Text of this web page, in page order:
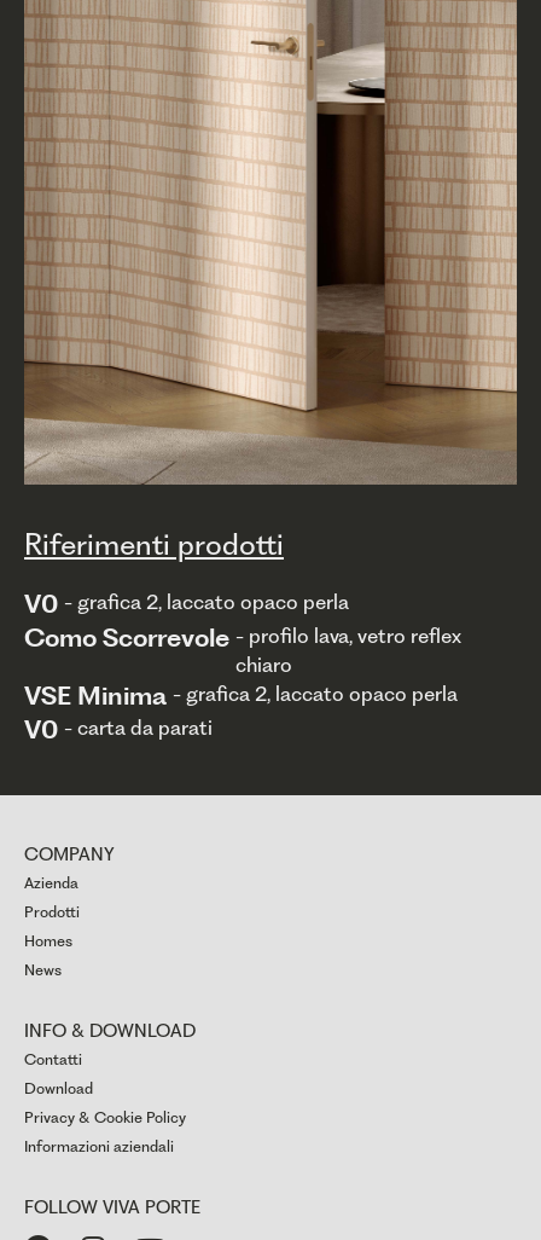
Riferimenti prodotti
V0 - grafica 2, laccato opaco perla
Como Scorrevole - profilo lava, vetro reflex
chiaro
VSE Minima - grafica 2, laccato opaco perla
V0 - carta da parati
COMPANY
Azienda
Prodotti
Homes
News
INFO & DOWNLOAD
Contatti
Download
Privacy & Cookie Policy
Informazioni aziendali
FOLLOW VIVA PORTE